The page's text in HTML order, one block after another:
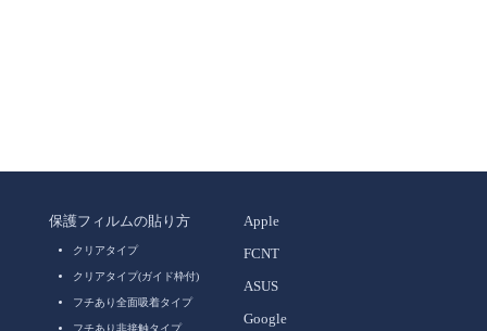
保護フィルムの貼り方
クリアタイプ
クリアタイプ(ガイド枠付)
フチあり全面吸着タイプ
フチあり非接触タイプ
Apple
FCNT
ASUS
Google